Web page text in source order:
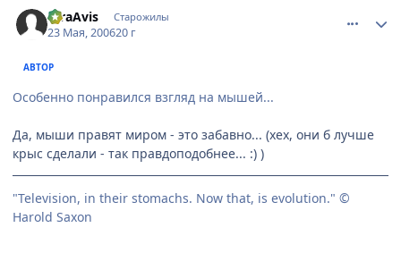
raraAvis Старожилы
23 Мая, 200620 г
АВТОР
Особенно понравился взгляд на мышей...
Да, мыши правят миром - это забавно... (хех, они б лучше
крыс сделали - так правдоподобнее... :) )
"Television, in their stomachs. Now that, is evolution." ©
Harold Saxon